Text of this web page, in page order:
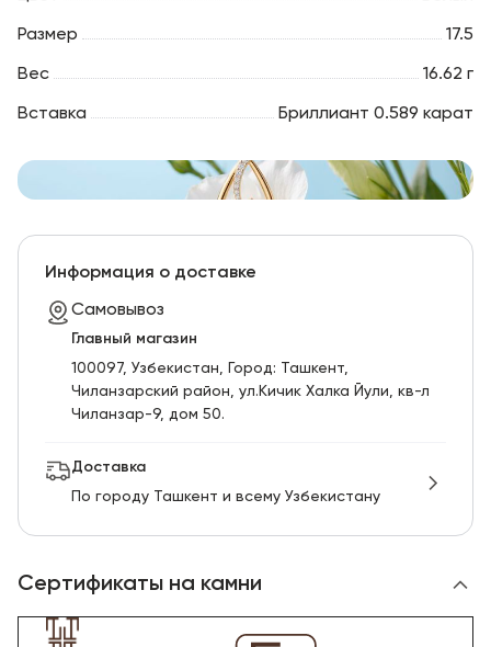
Размер 17.5
Вес 16.62 г
Вставка Бриллиант 0.589 карат
Информация о доставке
Самовывоз
Главный магазин
100097, Узбекистан, Город: Ташкент,
Чиланзарский pайон, ул.Кичик Халка Йули, кв-л
Чиланзар-9, дом 50.
Доставка
По городу Ташкент и всему Узбекистану
Сертификаты на камни